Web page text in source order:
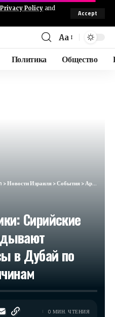
Privacy Policy and
Accept
Aa
Политика Общество
>Новости Израиля>События>Арабские источники: Сирийские авиалинии откладывают регулярные рейсы в Дубай по неизвестным причинам
Сирийские
в Дубай по
0 МИН. ЧТЕНИЯ